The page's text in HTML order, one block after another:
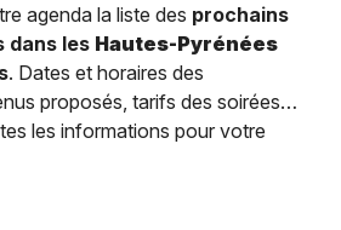
agenda la liste des prochains
dans les Hautes-Pyrénées
. Dates et horaires des
proposés, tarifs des soirées…
les informations pour votre